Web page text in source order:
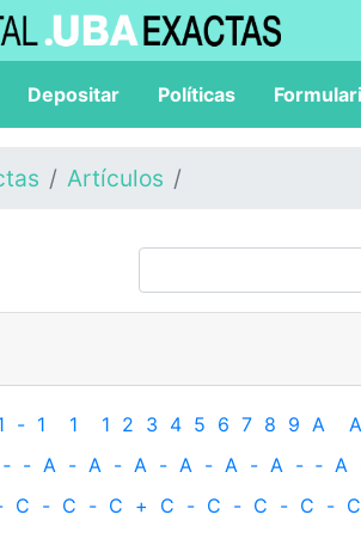
Depositar Políticas
Artículos
- 1 1 1 2 3 4 5 6 7 8 9 A A
‐ - A - A - A - A - A - A - ‐ A
C - C - C + C - C - C - C - C